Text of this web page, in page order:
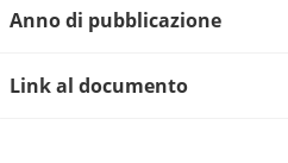
Anno di pubblicazione
Link al documento